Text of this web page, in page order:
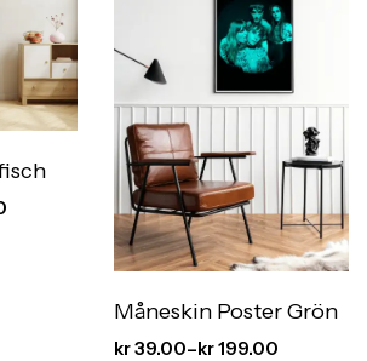
Måneskin Poster Grön
kr39.00–kr199.00